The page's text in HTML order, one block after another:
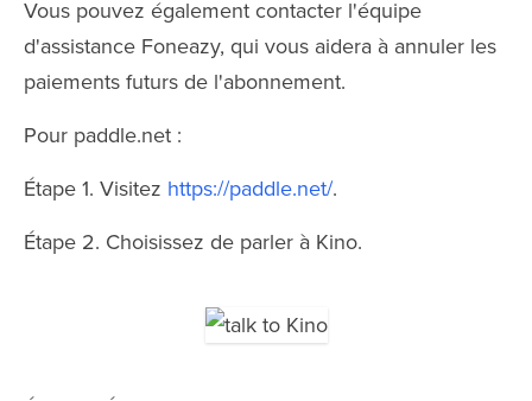
Vous pouvez également contacter l'équipe
d'assistance Foneazy, qui vous aidera à annuler les
paiements futurs de l'abonnement.
Pour paddle.net :
Étape 1. Visitez https://paddle.net/.
Étape 2. Choisissez de parler à Kino.